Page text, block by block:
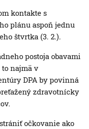
kontakte s
plánu aspoň jednu
štvrtka (3. 2.).
postoja obavami
najmä v
DPA by povinná
zdravotnícky
očkovanie ako